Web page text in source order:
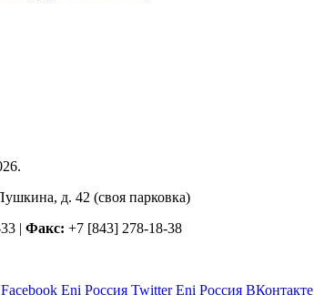
д. 42 (своя парковка)
| Факс: +7 [843] 278-18-38
Eni Россия Twitter Eni Россия ВКонтакте